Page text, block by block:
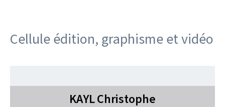
Cellule édition, graphisme et vidéo
KAYLChristophe